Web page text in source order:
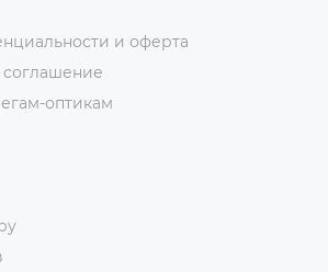
и оферта
соглашение
оптикам